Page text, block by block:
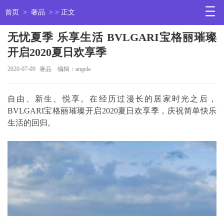
首页 > 奢品 > > 正文
无忧夏季 乐享生活 BVLGARI宝格丽璀璨
开启2020夏日欢享季
2020-07-09 奢品 编辑：angela
自由、新生、悦享。在经历过漫长的居家时光之后，
BVLGARI宝格丽璀璨开启2020夏日欢享季，庆祝简单快乐
生活的回归。